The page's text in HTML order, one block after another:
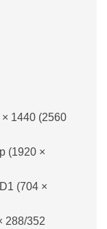
1440 (2560
(1920 ×
(704 ×
288/352